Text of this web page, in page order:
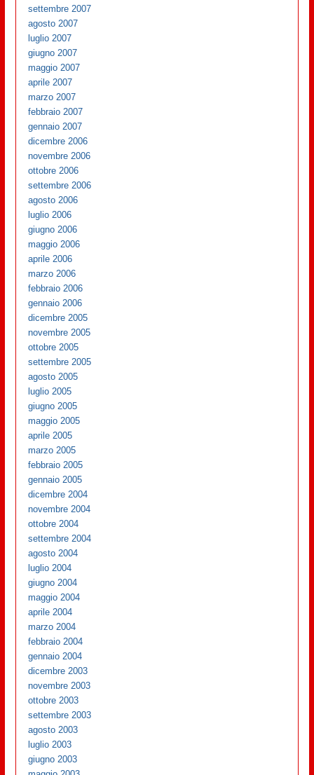
settembre 2007
agosto 2007
luglio 2007
giugno 2007
maggio 2007
aprile 2007
marzo 2007
febbraio 2007
gennaio 2007
dicembre 2006
novembre 2006
ottobre 2006
settembre 2006
agosto 2006
luglio 2006
giugno 2006
maggio 2006
aprile 2006
marzo 2006
febbraio 2006
gennaio 2006
dicembre 2005
novembre 2005
ottobre 2005
settembre 2005
agosto 2005
luglio 2005
giugno 2005
maggio 2005
aprile 2005
marzo 2005
febbraio 2005
gennaio 2005
dicembre 2004
novembre 2004
ottobre 2004
settembre 2004
agosto 2004
luglio 2004
giugno 2004
maggio 2004
aprile 2004
marzo 2004
febbraio 2004
gennaio 2004
dicembre 2003
novembre 2003
ottobre 2003
settembre 2003
agosto 2003
luglio 2003
giugno 2003